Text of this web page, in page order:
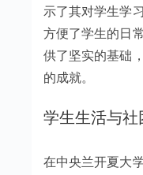
示了其对学生学
方便了学生的日
供了坚实的基础
的成就。
学生生活与社
在中央兰开夏大